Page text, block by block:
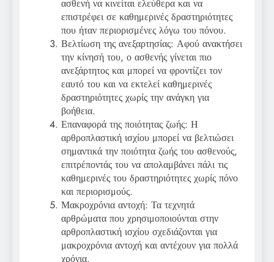
ασθενή να κινείται ελεύθερα και να
επιστρέφει σε καθημερινές δραστηριότητες
που ήταν περιορισμένες λόγω του πόνου.
Βελτίωση της ανεξαρτησίας: Αφού ανακτήσει
την κίνησή του, ο ασθενής γίνεται πιο
ανεξάρτητος και μπορεί να φροντίζει τον
εαυτό του και να εκτελεί καθημερινές
δραστηριότητες χωρίς την ανάγκη για
βοήθεια.
Επαναφορά της ποιότητας ζωής: Η
αρθροπλαστική ισχίου μπορεί να βελτιώσει
σημαντικά την ποιότητα ζωής του ασθενούς,
επιτρέποντάς του να απολαμβάνει πάλι τις
καθημερινές του δραστηριότητες χωρίς πόνο
και περιορισμούς.
Μακροχρόνια αντοχή: Τα τεχνητά
αρθρώματα που χρησιμοποιούνται στην
αρθροπλαστική ισχίου σχεδιάζονται για
μακροχρόνια αντοχή και αντέχουν για πολλά
χρόνια.